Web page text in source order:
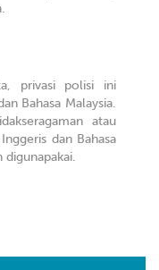
privasi polisi ini
Bahasa Malaysia.
atau
dan Bahasa
digunapakai.